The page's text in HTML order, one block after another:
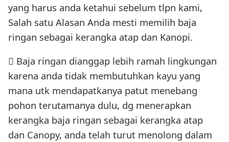
yang harus anda ketahui sebelum tlpn kami,
Salah satu Alasan Anda mesti memilih baja
ringan sebagai kerangka atap dan Kanopi.
 Baja ringan dianggap lebih ramah lingkungan
karena anda tidak membutuhkan kayu yang
mana utk mendapatkanya patut menebang
pohon terutamanya dulu, dg menerapkan
kerangka baja ringan sebagai kerangka atap
dan Canopy, anda telah turut menolong dalam